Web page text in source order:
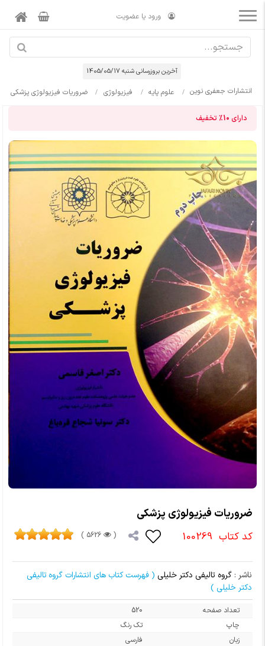
ورود یا عضویت
آخرین بروزرسانی شنبه 1405/05/17
انتشارات جعفری نوین علوم پایه فیزیولوژی ضروریات فیزیولوژی پزشکی
دارای 10% تخفیف
ضروریات فیزیولوژی پزشکی
کد کتاب 100269
(
5626 )
ناشر : گروه تالیفی دکتر خلیلی ( فهرست کتاب های انتشارات گروه تالیفی
دکتر خلیلی )
تعداد صفحه
520
چاپ
تک رنگ
زبان
فارسی